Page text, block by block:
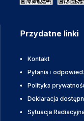
Przydatne linki
Kontakt
Pytania i
Polityka
Deklaracja
Sytuacja